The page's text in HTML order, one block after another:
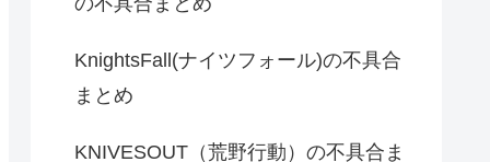
KnightsFall(ナイツフォール)の不具合
まとめ
KNIVESOUT（荒野行動）の不具合ま